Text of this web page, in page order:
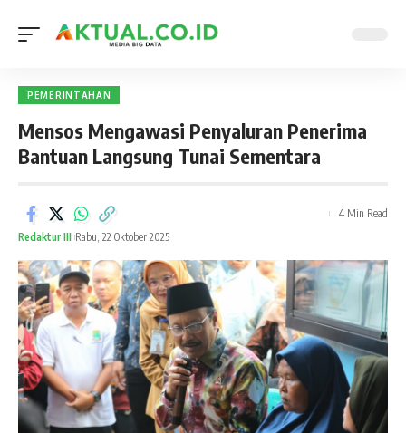
PEMERINTAHAN
Mensos Mengawasi Penyaluran Penerima
Bantuan Langsung Tunai Sementara
Redaktur III Rabu, 22 Oktober 2025
4 Min Read